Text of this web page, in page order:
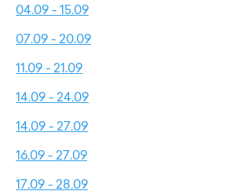
04.09 - 15.09
07.09 - 20.09
11.09 - 21.09
14.09 - 24.09
14.09 - 27.09
16.09 - 27.09
17.09 - 28.09